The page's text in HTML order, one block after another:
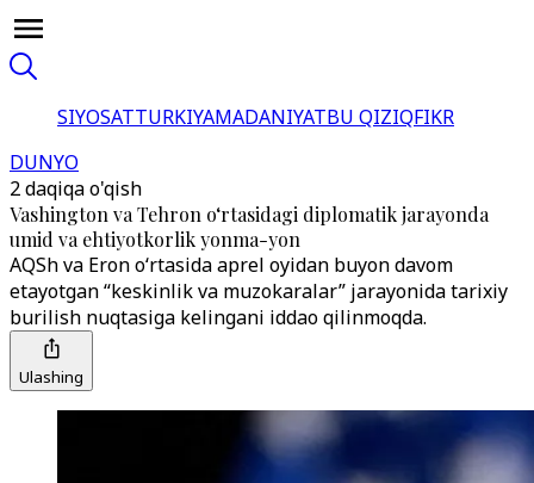
SIYOSATTURKIYAMADANIYATBU QIZIQFIKR
DUNYO
2 daqiqa o'qish
Vashington va Tehron o‘rtasidagi diplomatik jarayonda
umid va ehtiyotkorlik yonma-yon
AQSh va Eron o‘rtasida aprel oyidan buyon davom
etayotgan “keskinlik va muzokaralar” jarayonida tarixiy
burilish nuqtasiga kelingani iddao qilinmoqda.
Ulashing